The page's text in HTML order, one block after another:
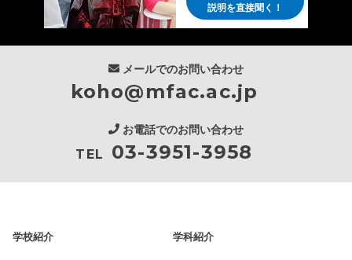
説明を直接聞く！
メールでのお問い合わせ
koho@mfac.ac.jp
お電話でのお問い合わせ
TEL 03-3951-3958
学校紹介 学科紹介